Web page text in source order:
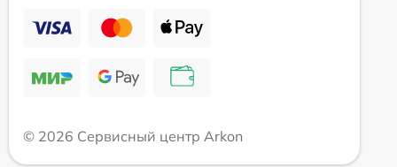
© 2026 Сервисный центр Arkon